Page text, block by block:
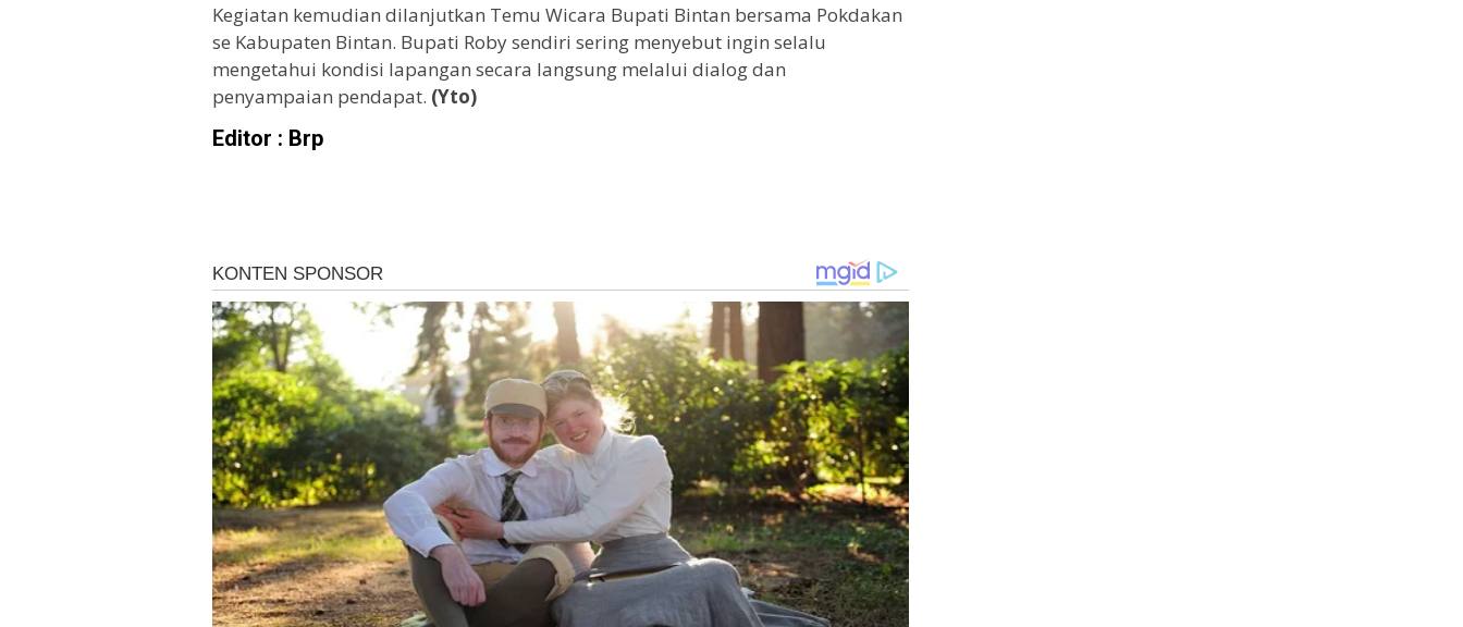
Kegiatan kemudian dilanjutkan Temu Wicara Bupati Bintan bersama Pokdakan
se Kabupaten Bintan. Bupati Roby sendiri sering menyebut ingin selalu
mengetahui kondisi lapangan secara langsung melalui dialog dan
penyampaian pendapat. (Yto)
Editor : Brp